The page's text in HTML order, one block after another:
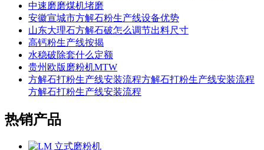
中速磨磨煤机堵磨
安徽宣城市方解石粉生产线设备优势
山东大理石方解石破怎么调节出料尺寸
高钙粉生产线按揭
水稳破除套什么定额
贵州欧版磨粉机MTW
方解石打粉生产线安装流程方解石打粉生产线安装流程
方解石打粉生产线安装流程
热销产品